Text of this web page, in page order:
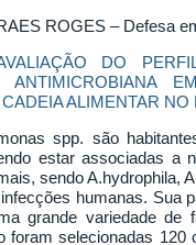
ROGES – Defesa
DO
ANTIMICROBIANA
ALIMENTAR NO
spp. são
estar associadas a
sendo A.hydrophila,
humanas. Sua
grande variedade de
foram selecionadas 120